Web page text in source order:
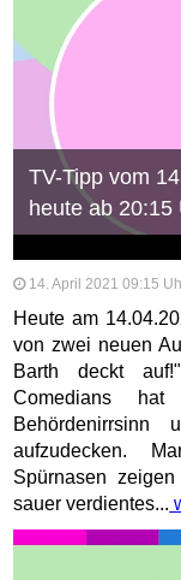
TV-Tipp vom
heute ab 20:15
14. April 2021 09:15
Heute am
von zwei neuen
Barth deckt
Comedians
Behördenirrsinn
aufzudecken.
Spürnasen
sauer verdientes...